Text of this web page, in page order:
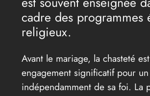
cadre des programmes
religieux.
Avant le mariage, la chasteté
engagement significatif pour
indépendamment de sa foi. La